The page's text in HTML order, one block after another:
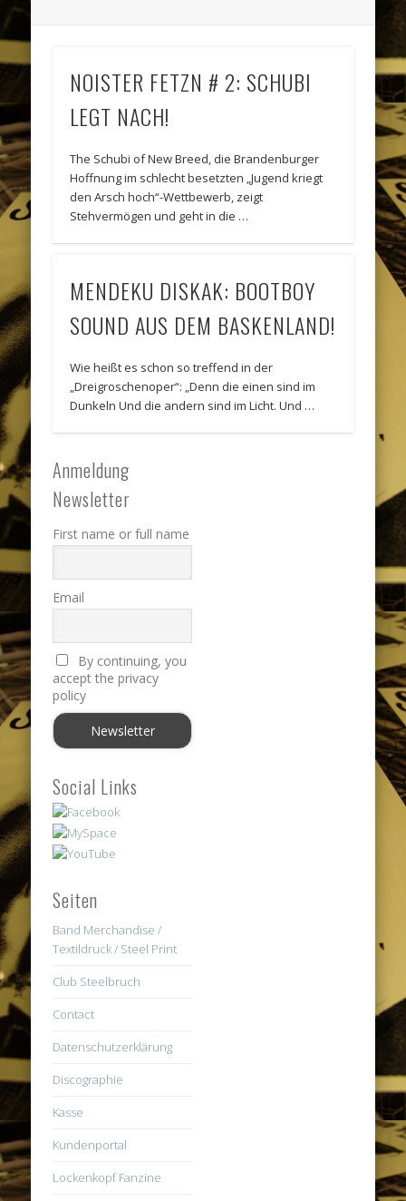
NOISTER FETZN # 2: SCHUBI
LEGT NACH!
The Schubi of New Breed, die Brandenburger
Hoffnung im schlecht besetzten „Jugend kriegt
den Arsch hoch“-Wettbewerb, zeigt
Stehvermögen und geht in die …
MENDEKU DISKAK: BOOTBOY
SOUND AUS DEM BASKENLAND!
Wie heißt es schon so treffend in der
„Dreigroschenoper“: „Denn die einen sind im
Dunkeln Und die andern sind im Licht. Und …
Anmeldung
Newsletter
First name or full name
Email
By continuing, you
accept the privacy
policy
Social Links
Seiten
Band Merchandise /
Textildruck / Steel Print
Club Steelbruch
Contact
Datenschutzerklärung
Discographie
Kasse
Kundenportal
Lockenkopf Fanzine